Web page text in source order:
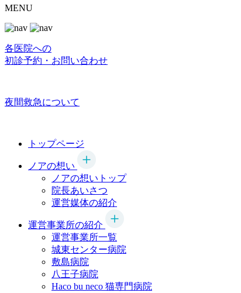
MENU
各医院への
初診予約・お問い合わせ
夜間救急について
トップページ
ノアの想い
ノアの想いトップ
院長あいさつ
運営媒体の紹介
運営事業所の紹介
運営事業所一覧
城東センター病院
敷島病院
八王子病院
Haco bu neco 猫専門病院